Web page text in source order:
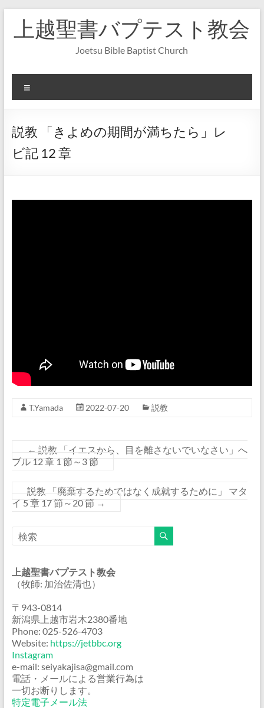
へ
上越聖書バプテスト教会
Joetsu Bible Baptist Church
ニ
ー
説教 「きよめの期間が満ちたら」レ
ビ記 12 章
T.Yamada 2022-07-20 説教
← 説教 「イエスから、目を離さないでいなさい」へ
ブル 12 章 1 節～3 節
説教 「廃棄するためではなく成就するために」 マタ
イ 5 章 17 節～20 節 →
上越聖書バプテスト教会
（牧師: 加治佐清也）
〒943-0814
新潟県上越市岩木2380番地
Phone: 025-526-4703
Website: https://jetbbc.org
Instagram
e-mail: seiyakajisa@gmail.com
電話・メールによる営業行為は
一切お断りします。
特定電子メール法